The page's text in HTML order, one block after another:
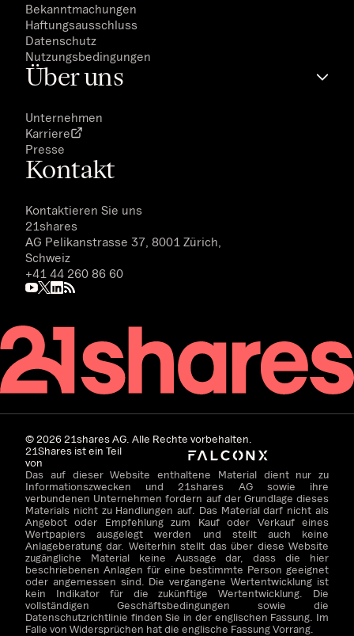
Bekanntmachungen
Haftungsausschluss
Datenschutz
Nutzungsbedingungen
Über uns
Unternehmen
Karriere
Presse
Kontakt
Kontaktieren Sie uns
21shares
AG Pelikanstrasse 37, 8001 Zürich,
Schweiz
+41 44 260 86 60
©202621shares AG. Alle Rechte vorbehalten.
21Shares ist ein Teil
von
Das auf dieser Website enthaltene Material dient nur zu
Informationszwecken und 21shares AG sowie ihre
verbundenen Unternehmen fordern auf der Grundlage dieses
Materials nicht zu Handlungen auf. Das Material darf nicht als
Angebot oder Empfehlung zum Kauf oder Verkauf eines
Wertpapiers ausgelegt werden und stellt auch keine
Anlageberatung dar. Weiterhin stellt das über diese Website
zugängliche Material keine Aussage dar, dass die hier
beschriebenen Anlagen für eine bestimmte Person geeignet
oder angemessen sind. Die vergangene Wertentwicklung ist
kein Indikator für die zukünftige Wertentwicklung. Die
vollständigen Geschäftsbedingungen sowie die
Datenschutzrichtlinie finden Sie in der englischen Fassung. Im
Falle von Widersprüchen hat die englische Fassung Vorrang.